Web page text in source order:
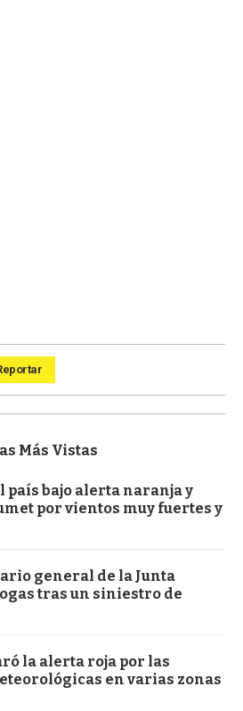
Más Vistas
país bajo alerta naranja y
por vientos muy fuertes y
general de la Junta
tras un siniestro de
la alerta roja por las
en varias zonas